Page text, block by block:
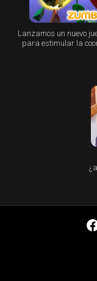
Lanzamos un nuevo
para estimular la